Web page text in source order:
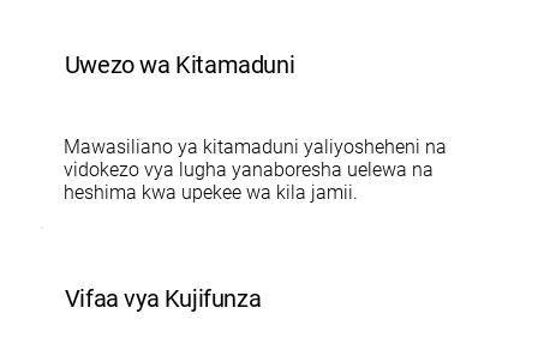
Uwezo wa Kitamaduni
Mawasiliano ya kitamaduni yaliyosheheni na
vidokezo vya lugha yanaboresha uelewa na
heshima kwa upekee wa kila jamii.
Vifaa vya Kujifunza